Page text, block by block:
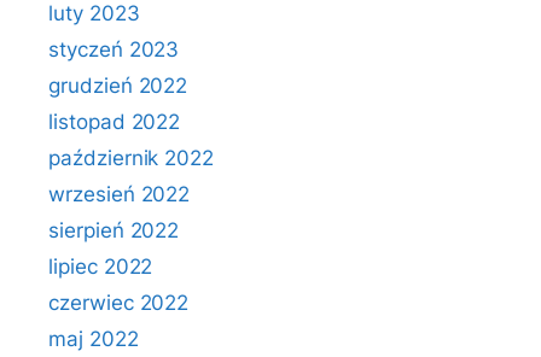
luty 2023
styczeń 2023
grudzień 2022
listopad 2022
październik 2022
wrzesień 2022
sierpień 2022
lipiec 2022
czerwiec 2022
maj 2022